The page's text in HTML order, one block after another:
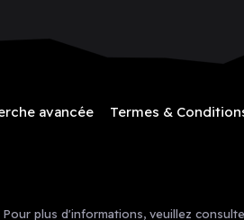
avancée Termes &
plus d'informations, veuillez